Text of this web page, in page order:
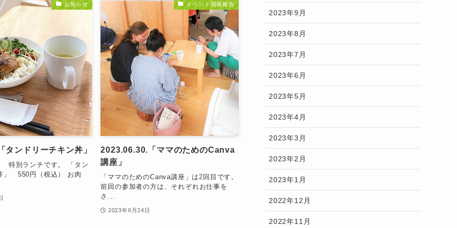
お知らせ
タンドリーチキン丼」
特別ランチです。 「タン
」 550円（税込） お肉
イベント開催報告
2023.06.30.「ママのためのCanva
講座」
「ママのためのCanva講座」は2回目です。
前回の参加者の方は、それぞれお仕事を
さ...
2023年6月24日
2023年9月
2023年8月
2023年7月
2023年6月
2023年5月
2023年4月
2023年3月
2023年2月
2023年1月
2022年12月
2022年11月